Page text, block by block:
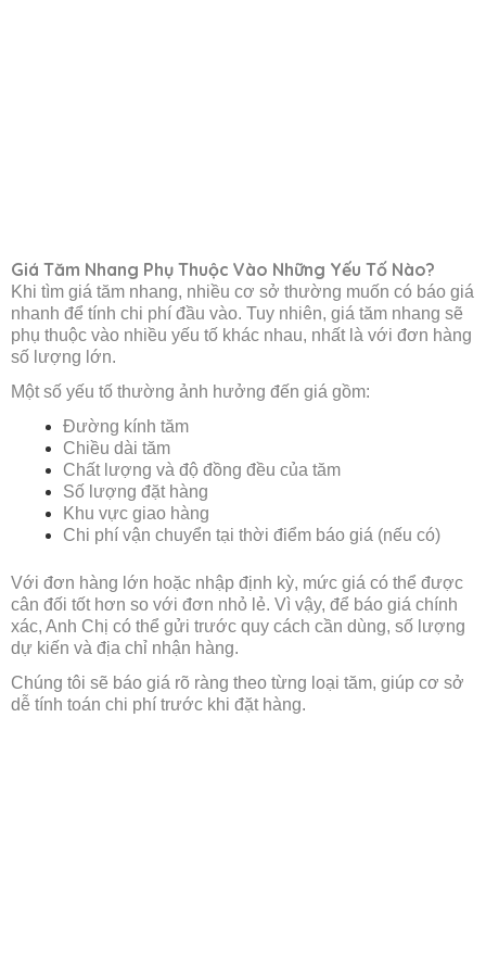
Giá Tăm Nhang Phụ Thuộc Vào Những Yếu Tố Nào?
Khi tìm giá tăm nhang, nhiều cơ sở thường muốn có báo giá
nhanh để tính chi phí đầu vào. Tuy nhiên, giá tăm nhang sẽ
phụ thuộc vào nhiều yếu tố khác nhau, nhất là với đơn hàng
số lượng lớn.
Một số yếu tố thường ảnh hưởng đến giá gồm:
Đường kính tăm
Chiều dài tăm
Chất lượng và độ đồng đều của tăm
Số lượng đặt hàng
Khu vực giao hàng
Chi phí vận chuyển tại thời điểm báo giá (nếu có)
Với đơn hàng lớn hoặc nhập định kỳ, mức giá có thể được
cân đối tốt hơn so với đơn nhỏ lẻ. Vì vậy, để báo giá chính
xác, Anh Chị có thể gửi trước quy cách cần dùng, số lượng
dự kiến và địa chỉ nhận hàng.
Chúng tôi sẽ báo giá rõ ràng theo từng loại tăm, giúp cơ sở
dễ tính toán chi phí trước khi đặt hàng.